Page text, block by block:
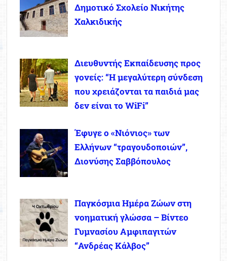
Δημοτικό Σχολείο Νικήτης
Χαλκιδικής
Διευθυντής Εκπαίδευσης προς
γονείς: “Η μεγαλύτερη σύνδεση
που χρειάζονται τα παιδιά μας
δεν είναι το WiFi”
Έφυγε ο «Νιόνιος» των
Ελλήνων “τραγουδοποιών”,
Διονύσης Σαββόπουλος
Παγκόσμια Ημέρα Ζώων στη
νοηματική γλώσσα – Βίντεο
Γυμνασίου Αμφιπαγιτών
“Ανδρέας Κάλβος”